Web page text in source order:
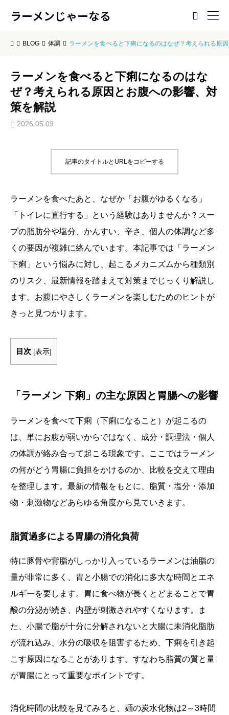
ラーメンじゃーなる 
BLOG 体調 ラーメンを食べると下痢になるのはなぜ？考えられる原
ラーメンを食べると下痢になるのはな
ぜ？考えられる原因とお腹への影響、対
策を解説
2026.05.09
記事のタイトルとURLをコピーする
ラーメンを食べたあと、なぜか「お腹がゆるくなる」
「トイレに直行する」という経験はありませんか？スー
プの脂肪分や塩分、かんすい、辛さ、個人の体調など多
くの要因が複雑に絡んでいます。本記事では「ラーメン
下痢」という悩みに対し、起こるメカニズムから種類別
のリスク、最新情報を踏まえて対策までじっくり解説し
ます。お腹にやさしくラーメンを楽しむためのヒントが
きっと見つかります。
目次 [表示]
「ラーメン 下痢」の主な原因と胃腸への影響
ラーメンを食べて下痢（下痢になること）が起こるの
は、単にお腹が弱いからではなく、成分・調理法・個人
の体調が絡み合って起こる現象です。ここではラーメン
の何がどう胃腸に負担をかけるのか、比較を交えて理由
を整理します。最新の情報をもとに、脂質・塩分・添加
物・刺激物などあらゆる角度から見ていきます。
脂質過多による胃腸の消化負荷
特に豚骨や背脂がしっかり入っているラーメンは油脂の
量が非常に多く、胃と小腸での消化に多大な時間とエネ
ルギーを要します。胃に食べ物が長くとどまることで胃
酸の分泌が続き、内壁が刺激されやすくなります。ま
た、小腸で脂が十分に分解されないと大腸に未消化脂肪
が流れ込み、水分の吸収を阻害するため、下痢を引き起
こす原因になることがあります。すなわち脂質の質と量
が胃腸にとって重要なポイントです。
消化時間の比較を見てみると、麺の炭水化物は2～3時間